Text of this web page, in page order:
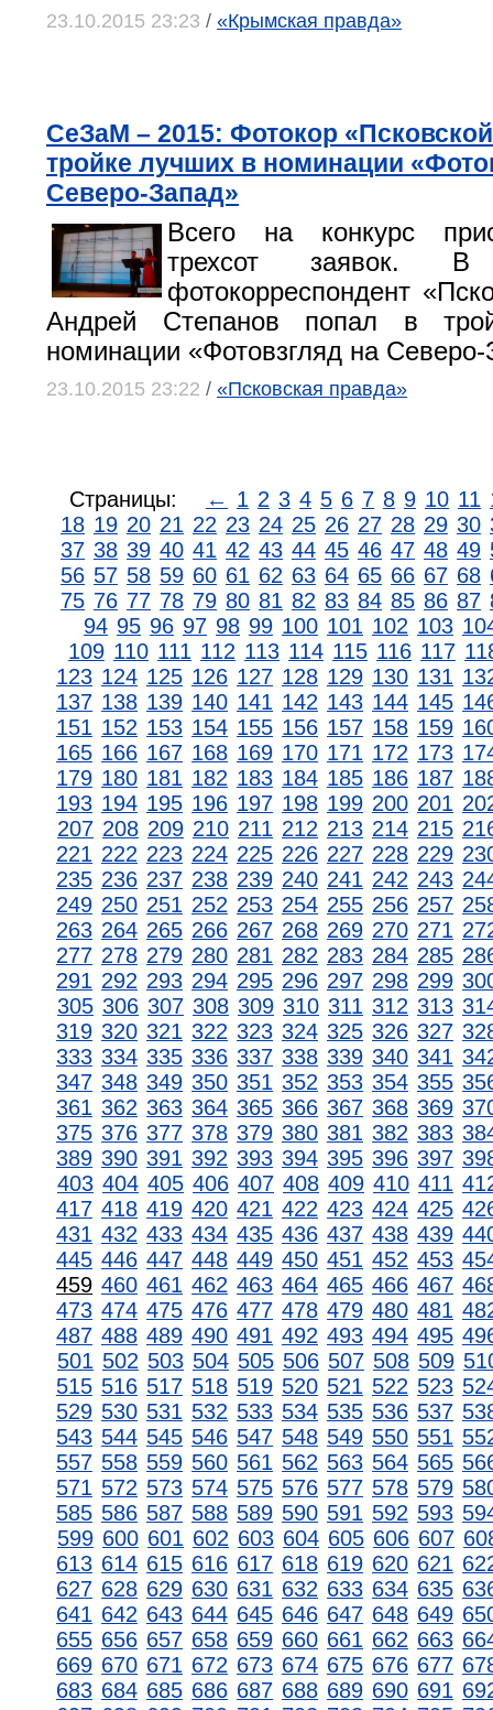
23.10.2015 23:23 / «Крымская правда»
СеЗаМ – 2015: Фотокор
тройке лучших в номинации
Северо-Запад»
Всего на конкурс
трехсот заявок.
фотокорреспондент
Андрей Степанов попал в
номинации «Фотовзгляд на
23.10.2015 23:22 / «Псковская правда»
Страницы: ← 1 2 3 4 5 6 7 8 9 10 11
18 19 20 21 22 23 24 25 26 27 28 29 30
37 38 39 40 41 42 43 44 45 46 47 48 49
56 57 58 59 60 61 62 63 64 65 66 67 68
75 76 77 78 79 80 81 82 83 84 85 86 87
94 95 96 97 98 99 100 101 102 103
109 110 111 112 113 114 115 116 117
123 124 125 126 127 128 129 130 131
137 138 139 140 141 142 143 144 145
151 152 153 154 155 156 157 158 159
165 166 167 168 169 170 171 172 173
179 180 181 182 183 184 185 186 187
193 194 195 196 197 198 199 200 201
207 208 209 210 211 212 213 214 215
221 222 223 224 225 226 227 228 229
235 236 237 238 239 240 241 242 243
249 250 251 252 253 254 255 256 257
263 264 265 266 267 268 269 270 271
277 278 279 280 281 282 283 284 285
291 292 293 294 295 296 297 298 299
305 306 307 308 309 310 311 312 313
319 320 321 322 323 324 325 326 327
333 334 335 336 337 338 339 340 341
347 348 349 350 351 352 353 354 355
361 362 363 364 365 366 367 368 369
375 376 377 378 379 380 381 382 383
389 390 391 392 393 394 395 396 397
403 404 405 406 407 408 409 410 411
417 418 419 420 421 422 423 424 425
431 432 433 434 435 436 437 438 439
445 446 447 448 449 450 451 452 453
459 460 461 462 463 464 465 466 467
473 474 475 476 477 478 479 480 481
487 488 489 490 491 492 493 494 495
501 502 503 504 505 506 507 508 509
515 516 517 518 519 520 521 522 523
529 530 531 532 533 534 535 536 537
543 544 545 546 547 548 549 550 551
557 558 559 560 561 562 563 564 565
571 572 573 574 575 576 577 578 579
585 586 587 588 589 590 591 592 593
599 600 601 602 603 604 605 606 607
613 614 615 616 617 618 619 620 621
627 628 629 630 631 632 633 634 635
641 642 643 644 645 646 647 648 649
655 656 657 658 659 660 661 662 663
669 670 671 672 673 674 675 676 677
683 684 685 686 687 688 689 690 691